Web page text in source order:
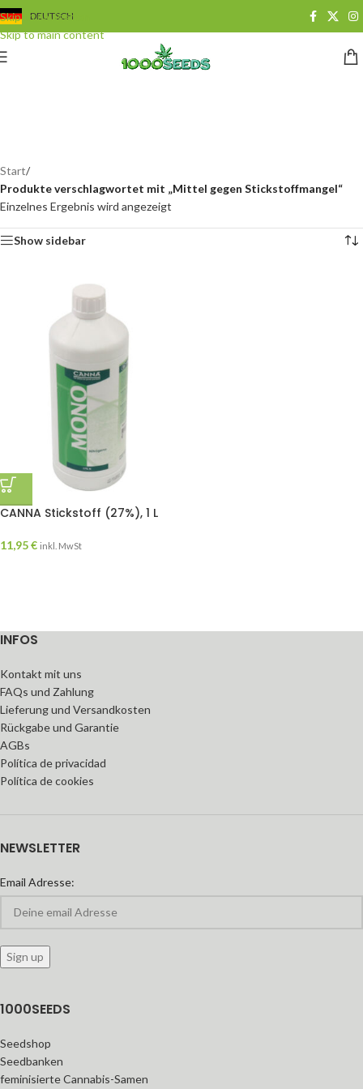
Skip to navigation
Skip to main content
DEUTSCH
Start/
Produkte verschlagwortet mit „Mittel gegen Stickstoffmangel“
Einzelnes Ergebnis wird angezeigt
Show sidebar
CANNA Stickstoff (27%), 1 L
11,95€ inkl. MwSt
INFOS
Kontakt mit uns
FAQs und Zahlung
Lieferung und Versandkosten
Rückgabe und Garantie
AGBs
Política de privacidad
Política de cookies
NEWSLETTER
Email Adresse:
1000SEEDS
Seedshop
Seedbanken
feminisierte Cannabis-Samen